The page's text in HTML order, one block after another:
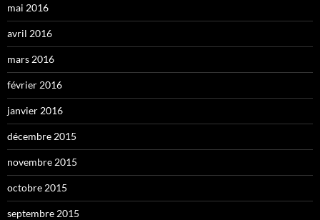
mai 2016
avril 2016
mars 2016
février 2016
janvier 2016
décembre 2015
novembre 2015
octobre 2015
septembre 2015